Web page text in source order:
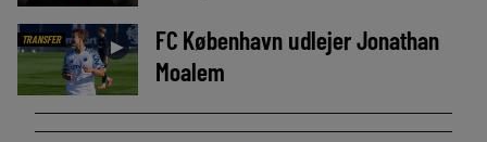
TRANSFER ►
FC København udlejer Jonathan
Moalem